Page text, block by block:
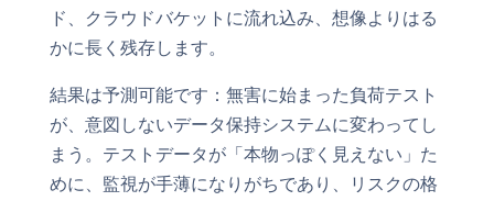
ド、クラウドバケットに流れ込み、想像よりはる
かに長く残存します。
結果は予測可能です：無害に始まった負荷テスト
が、意図しないデータ保持システムに変わってし
まう。テストデータが「本物っぽく見えない」た
めに、監視が手薄になりがちであり、リスクの格